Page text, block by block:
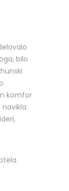
bilo
komfor